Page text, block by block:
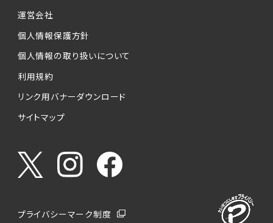
運営会社
個人情報保護方針
個人情報の取り扱いについて
利用規約
リンク用バナーダウンロード
サイトマップ
プライバシーマーク制度